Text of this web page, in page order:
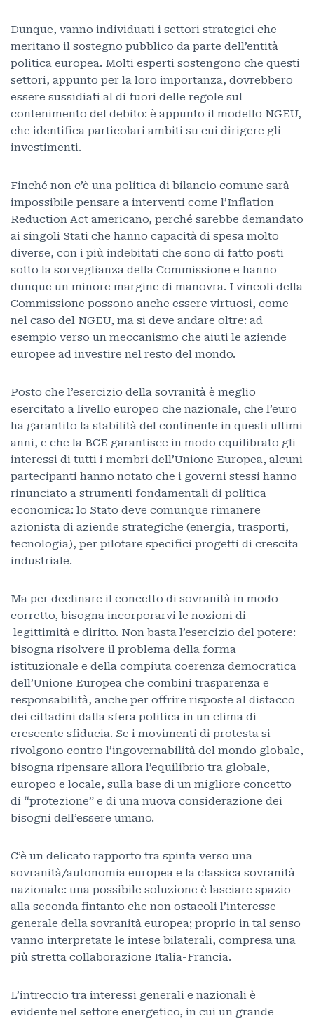
Dunque, vanno individuati i settori strategici che
meritano il sostegno pubblico da parte dell’entità
politica europea. Molti esperti sostengono che questi
settori, appunto per la loro importanza, dovrebbero
essere sussidiati al di fuori delle regole sul
contenimento del debito: è appunto il modello NGEU,
che identifica particolari ambiti su cui dirigere gli
investimenti.
Finché non c’è una politica di bilancio comune sarà
impossibile pensare a interventi come l’Inflation
Reduction Act americano, perché sarebbe demandato
ai singoli Stati che hanno capacità di spesa molto
diverse, con i più indebitati che sono di fatto posti
sotto la sorveglianza della Commissione e hanno
dunque un minore margine di manovra. I vincoli della
Commissione possono anche essere virtuosi, come
nel caso del NGEU, ma si deve andare oltre: ad
esempio verso un meccanismo che aiuti le aziende
europee ad investire nel resto del mondo.
Posto che l’esercizio della sovranità è meglio
esercitato a livello europeo che nazionale, che l’euro
ha garantito la stabilità del continente in questi ultimi
anni, e che la BCE garantisce in modo equilibrato gli
interessi di tutti i membri dell’Unione Europea, alcuni
partecipanti hanno notato che i governi stessi hanno
rinunciato a strumenti fondamentali di politica
economica: lo Stato deve comunque rimanere
azionista di aziende strategiche (energia, trasporti,
tecnologia), per pilotare specifici progetti di crescita
industriale.
Ma per declinare il concetto di sovranità in modo
corretto, bisogna incorporarvi le nozioni di
legittimità e diritto. Non basta l’esercizio del potere:
bisogna risolvere il problema della forma
istituzionale e della compiuta coerenza democratica
dell’Unione Europea che combini trasparenza e
responsabilità, anche per offrire risposte al distacco
dei cittadini dalla sfera politica in un clima di
crescente sfiducia. Se i movimenti di protesta si
rivolgono contro l’ingovernabilità del mondo globale,
bisogna ripensare allora l’equilibrio tra globale,
europeo e locale, sulla base di un migliore concetto
di “protezione” e di una nuova considerazione dei
bisogni dell’essere umano.
C’è un delicato rapporto tra spinta verso una
sovranità/autonomia europea e la classica sovranità
nazionale: una possibile soluzione è lasciare spazio
alla seconda fintanto che non ostacoli l’interesse
generale della sovranità europea; proprio in tal senso
vanno interpretate le intese bilaterali, compresa una
più stretta collaborazione Italia-Francia.
L’intreccio tra interessi generali e nazionali è
evidente nel settore energetico, in cui un grande